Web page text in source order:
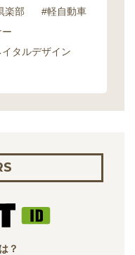
楽部
#軽自動車
タルデザイン
？